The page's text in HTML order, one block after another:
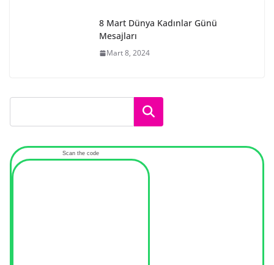
8 Mart Dünya Kadınlar Günü
Mesajları
Mart 8, 2024
Ara
Scan the code